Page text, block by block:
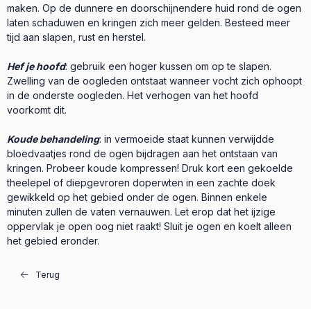
maken. Op de dunnere en doorschijnendere huid rond de ogen
laten schaduwen en kringen zich meer gelden. Besteed meer
tijd aan slapen, rust en herstel.
Hef je hoofd: gebruik een hoger kussen om op te slapen.
Zwelling van de oogleden ontstaat wanneer vocht zich ophoopt
in de onderste oogleden. Het verhogen van het hoofd
voorkomt dit.
Koude behandeling: in vermoeide staat kunnen verwijdde
bloedvaatjes rond de ogen bijdragen aan het ontstaan van
kringen. Probeer koude kompressen! Druk kort een gekoelde
theelepel of diepgevroren doperwten in een zachte doek
gewikkeld op het gebied onder de ogen. Binnen enkele
minuten zullen de vaten vernauwen. Let erop dat het ijzige
oppervlak je open oog niet raakt! Sluit je ogen en koelt alleen
het gebied eronder.
Terug